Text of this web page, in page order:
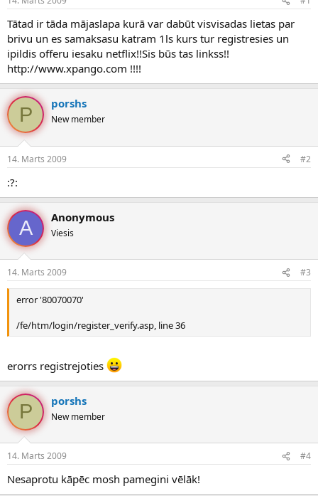
n
a
u
z
s
ā
c
ē
s
a
u
m
s
Tātad ir tāda mājaslapa kurā var dabūt visvisadas lietas par
brivu un es samaksasu katram 1ls kurs tur registresies un
ipildis offeru iesaku netflix!!Sis būs tas linkss!!
http://www.xpango.com !!!!
P porshs
New member
14. Marts 2009 #2
:?:
A Anonymous
Viesis
14. Marts 2009 #3
error '80070070'
/fe/htm/login/register_verify.asp, line 36
erorrs registrejoties
P porshs
New member
14. Marts 2009 #4
Nesaprotu kāpēc mosh pamegini vēlāk!